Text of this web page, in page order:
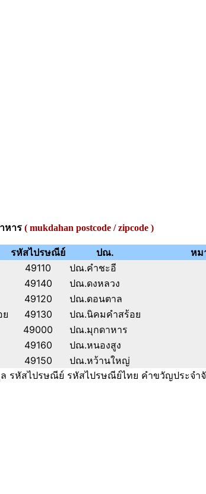
หาร ( mukdahan postcode / zipcode )
รหัสไปรษณีย์ ปณ.
หม
49110
ปณ.คำชะอี
49140
ปณ.ดงหลวง
49120
ปณ.ดอนตาล
49130
ปณ.นิคมคำสร้อย
49000
ปณ.มุกดาหาร
49160
ปณ.หนองสูง
49150
ปณ.หว้านใหญ่
รหัสไปรษณีย์ รหัสไปรษณีย์ไทย คำขวัญประจำ